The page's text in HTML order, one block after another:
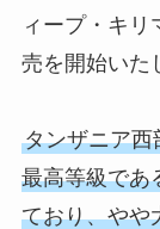
ィープ・キ
売を開始いた
タンザニア西
最高等級であ
ており、やや